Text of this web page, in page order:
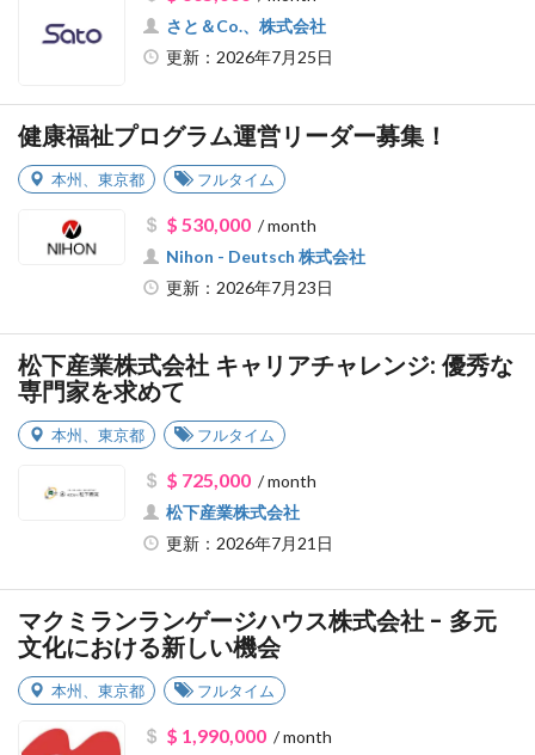
さと＆Co.、株式会社
更新：2026年7月25日
健康福祉プログラム運営リーダー募集！
本州 東京都 フルタイム
$ 530,000/ month
Nihon - Deutsch 株式会社
更新：2026年7月23日
松下産業株式会社 キャリアチャレンジ: 優秀な
専門家を求めて
本州 東京都 フルタイム
$ 725,000/ month
松下産業株式会社
更新：2026年7月21日
マクミランランゲージハウス株式会社 - 多元
文化における新しい機会
本州 東京都 フルタイム
$ 1,990,000/ month